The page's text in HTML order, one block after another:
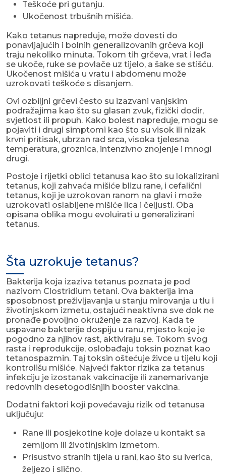
Teškoće pri gutanju.
Ukočenost trbušnih mišića.
Kako tetanus napreduje, može dovesti do
ponavljajućih i bolnih generalizovanih grčeva koji
traju nekoliko minuta. Tokom tih grčeva, vrat i leđa
se ukoče, ruke se povlače uz tijelo, a šake se stišću.
Ukočenost mišića u vratu i abdomenu može
uzrokovati teškoće s disanjem.
Ovi ozbiljni grčevi često su izazvani vanjskim
podražajima kao što su glasan zvuk, fizički dodir,
svjetlost ili propuh. Kako bolest napreduje, mogu se
pojaviti i drugi simptomi kao što su visok ili nizak
krvni pritisak, ubrzan rad srca, visoka tjelesna
temperatura, groznica, intenzivno znojenje i mnogi
drugi.
Postoje i rijetki oblici tetanusa kao što su lokalizirani
tetanus, koji zahvaća mišiće blizu rane, i cefalični
tetanus, koji je uzrokovan ranom na glavi i može
uzrokovati oslabljene mišiće lica i čeljusti. Oba
opisana oblika mogu evoluirati u generalizirani
tetanus.
Šta uzrokuje tetanus?
Bakterija koja izaziva tetanus poznata je pod
nazivom Clostridium tetani. Ova bakterija ima
sposobnost preživljavanja u stanju mirovanja u tlu i
životinjskom izmetu, ostajući neaktivna sve dok ne
pronađe povoljno okruženje za razvoj. Kada te
uspavane bakterije dospiju u ranu, mjesto koje je
pogodno za njihov rast, aktiviraju se. Tokom svog
rasta i reprodukcije, oslobađaju toksin poznat kao
tetanospazmin. Taj toksin oštećuje živce u tijelu koji
kontrolišu mišiće. Najveći faktor rizika za tetanus
infekciju je izostanak vakcinacije ili zanemarivanje
redovnih desetogodišnjih booster vakcina.
Dodatni faktori koji povećavaju rizik od tetanusa
uključuju:
Rane ili posjekotine koje dolaze u kontakt sa
zemljom ili životinjskim izmetom.
Prisustvo stranih tijela u rani, kao što su iverica,
željezo i slično.